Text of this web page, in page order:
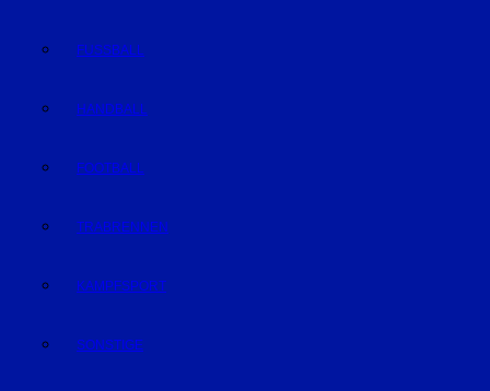
FUSSBALL
HANDBALL
FOOTBALL
TRABRENNEN
KAMPFSPORT
SONSTIGE